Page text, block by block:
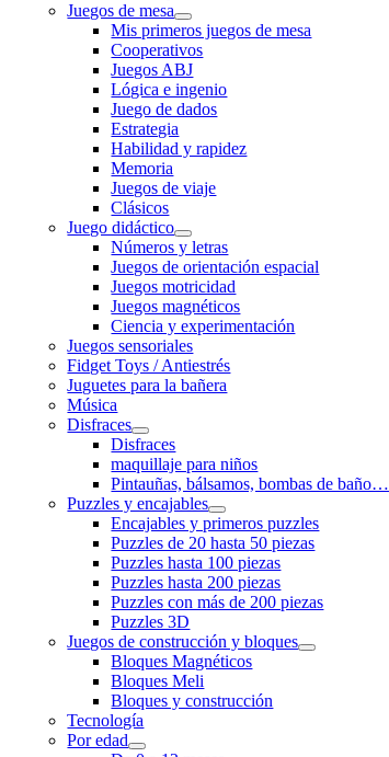
Juegos de mesa
Mis primeros juegos de mesa
Cooperativos
Juegos ABJ
Lógica e ingenio
Juego de dados
Estrategia
Habilidad y rapidez
Memoria
Juegos de viaje
Clásicos
Juego didáctico
Números y letras
Juegos de orientación espacial
Juegos motricidad
Juegos magnéticos
Ciencia y experimentación
Juegos sensoriales
Fidget Toys / Antiestrés
Juguetes para la bañera
Música
Disfraces
Disfraces
maquillaje para niños
Pintauñas, bálsamos, bombas de baño…
Puzzles y encajables
Encajables y primeros puzzles
Puzzles de 20 hasta 50 piezas
Puzzles hasta 100 piezas
Puzzles hasta 200 piezas
Puzzles con más de 200 piezas
Puzzles 3D
Juegos de construcción y bloques
Bloques Magnéticos
Bloques Meli
Bloques y construcción
Tecnología
Por edad